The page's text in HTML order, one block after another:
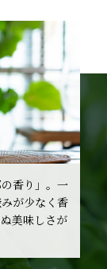
香り」。一
が少なく香
美味しさが